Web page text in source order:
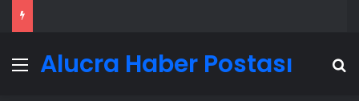
MenüAlucra Haber Postası